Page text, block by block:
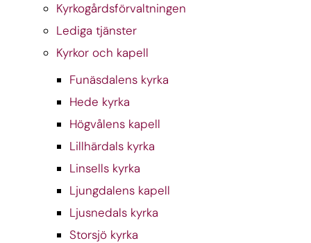
Kyrkogårdsförvaltningen
Lediga tjänster
Kyrkor och kapell
Funäsdalens kyrka
Hede kyrka
Högvålens kapell
Lillhärdals kyrka
Linsells kyrka
Ljungdalens kapell
Ljusnedals kyrka
Storsjö kyrka